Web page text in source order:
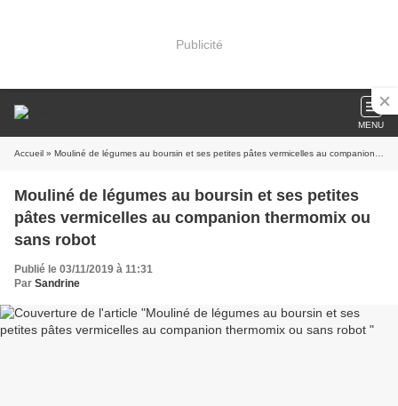
Publicité
MENU
Accueil » Mouliné de légumes au boursin et ses petites pâtes vermicelles au companion thermomix ou sans robot
Mouliné de légumes au boursin et ses petites
pâtes vermicelles au companion thermomix ou
sans robot
Publié le 03/11/2019 à 11:31
Par Sandrine